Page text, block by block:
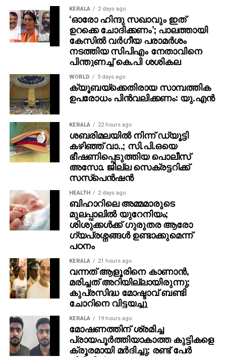
KERALA 2 days ago
‘ഓരോ ഹിന്ദു സഖാവും ഇത്
ഉറക്കെ ചോദിക്കണം’; പാലത്തായി
കേസിൽ വർഗീയ പരാമർശം
നടത്തിയ സിപിഎം നേതാവിനെ
പിന്തുണച്ച് കെ.പി ശശികല
WORLD 3 days ago
ക്യൂബയ്ക്കെതിരായ സാമ്പത്തിക
ഉപരോധം പിന്‍വലിക്കണം: യു.എന്‍
KERALA 22 hours ago
ശബരിമലയില്‍ നിന്ന് ഡ്യൂട്ടി
കഴിഞ്ഞ് വാ..; സി.പി.ഒയെ
ഭീഷണിപ്പെടുത്തിയ പൊലീസ്
അസോ. ജില്ല സെക്രട്ടറിക്ക്
സസ്‌പെന്‍ഷന്‍
HEALTH 2 days ago
ബിഹാറിലെ അമ്മമാരുടെ
മുലപ്പാലിൽ യുറേനിയം;
ശിശുക്കൾക്ക് ​ഗുരുതര ആരോ​
ഗ്യപ്രശ്നങ്ങൾ ഉണ്ടാക്കുമെന്ന്
പഠനം
KERALA 21 hours ago
വന്നത് ആളൂരിനെ കാണാന്‍,
മരിച്ചത് അറിയില്ലായിരുന്നു;
കുപ്രസിദ്ധ മോഷ്ടാവ് ബണ്ടി
ചോറിനെ വിട്ടയച്ചു
KERALA 19 hours ago
മോഷണത്തിന് ശ്രമിച്ച
പ്രായപൂര്‍ത്തിയാകാത്ത കുട്ടികളെ
ക്രൂരമായി മര്‍ദിച്ചു; രണ്ട് പേര്‍